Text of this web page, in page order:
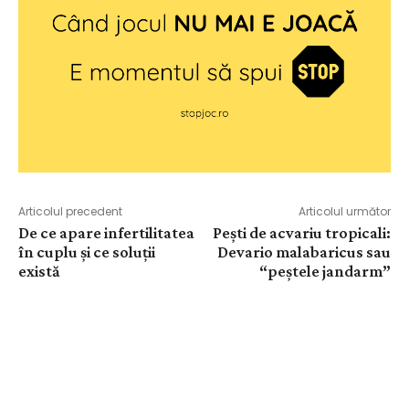
Articolul precedent
De ce apare infertilitatea
în cuplu și ce soluții
există
Articolul următor
Pești de acvariu tropicali:
Devario malabaricus sau
“peștele jandarm”